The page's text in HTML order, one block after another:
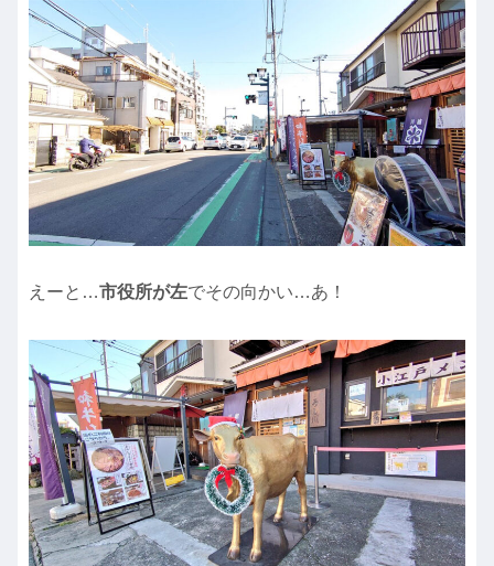
えーと…市役所が左でその向かい…あ！